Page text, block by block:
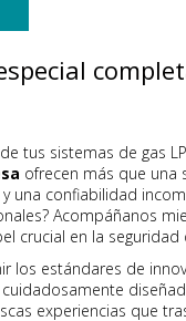
tus sistemas de gas
ofrecen más que una
una confiabilidad
Acompáñanos
crucial en la
los estándares de
experiencias que